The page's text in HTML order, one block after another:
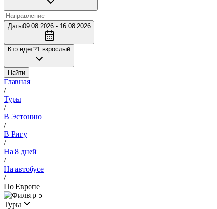
Даты09.08.2026 - 16.08.2026
Кто едет?1 взрослый
Найти
Главная
/
Туры
/
В Эстонию
/
В Ригу
/
На 8 дней
/
На автобусе
/
По Европе
5
Туры